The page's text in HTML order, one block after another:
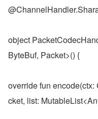
object
ByteBuf, Packet>() {
override fun
cket, list: